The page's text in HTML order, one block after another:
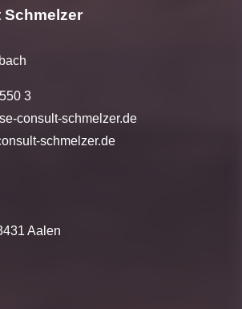
Schmelzer
3
consult-schmelzer.de
schmelzer.de
Aalen